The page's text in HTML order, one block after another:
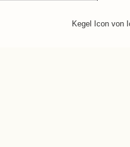
Kegel Icon von